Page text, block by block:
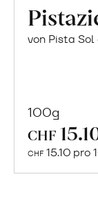
von Pista
100g
CHF
CHF 15.10 pro